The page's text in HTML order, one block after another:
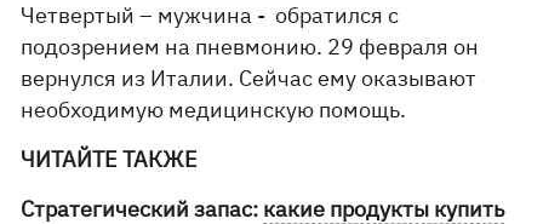
Четвертый – мужчина - обратился с
подозрением на пневмонию. 29 февраля он
вернулся из Италии. Сейчас ему оказывают
необходимую медицинскую помощь.
ЧИТАЙТЕ ТАКЖЕ
Стратегический запас: какие продукты купить